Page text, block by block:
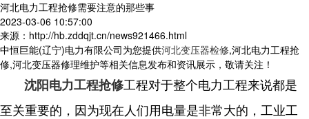
河北电力工程抢修需要注意的那些事
2023-03-06 10:57:00
来源：http://hb.zddqjt.cn/news921466.html
中恒巨能(辽宁)电力有限公司为您提供河北变压器检修,河北电力工程抢
修,河北变压器修理维护等相关信息发布和资讯展示，敬请关注！
沈阳电力工程抢修工程对于整个电力工程来说都是
至关重要的，因为现在人们用电量是非常大的，工业工